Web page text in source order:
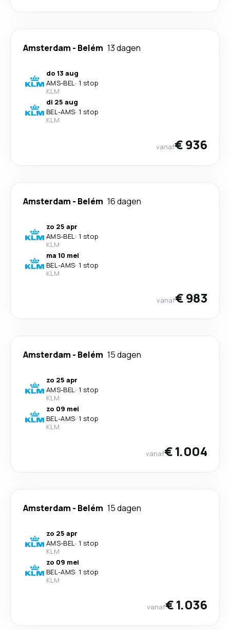
Amsterdam - Belém 13 dagen
do 13 aug
AMS-BEL· 1 stop
KLM
di 25 aug
BEL-AMS· 1 stop
KLM
vanaf€ 936
Amsterdam - Belém 16 dagen
zo 25 apr
AMS-BEL· 1 stop
KLM
ma 10 mei
BEL-AMS· 1 stop
KLM
vanaf€ 983
Amsterdam - Belém 15 dagen
zo 25 apr
AMS-BEL· 1 stop
KLM
zo 09 mei
BEL-AMS· 1 stop
KLM
vanaf€ 1.004
Amsterdam - Belém 15 dagen
zo 25 apr
AMS-BEL· 1 stop
KLM
zo 09 mei
BEL-AMS· 1 stop
KLM
vanaf€ 1.036